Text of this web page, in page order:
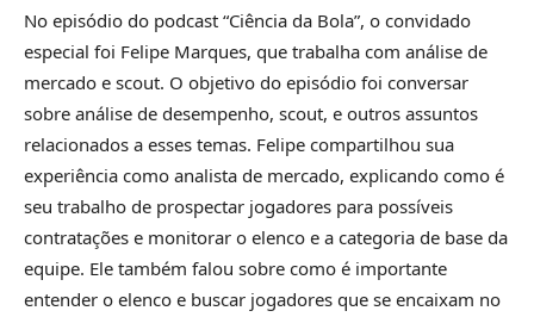
No episódio do podcast “Ciência da Bola”, o convidado
especial foi Felipe Marques, que trabalha com análise de
mercado e scout. O objetivo do episódio foi conversar
sobre análise de desempenho, scout, e outros assuntos
relacionados a esses temas. Felipe compartilhou sua
experiência como analista de mercado, explicando como é
seu trabalho de prospectar jogadores para possíveis
contratações e monitorar o elenco e a categoria de base da
equipe. Ele também falou sobre como é importante
entender o elenco e buscar jogadores que se encaixam no